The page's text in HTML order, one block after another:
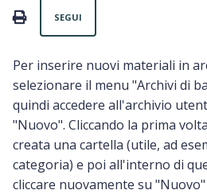
PRINT
SEGUI
Per inserire nuovi materiali in
selezionare il menu "Archivi di
quindi accedere all'archivio
"Nuovo". Cliccando la prima
creata una cartella (utile, ad
categoria) e poi all'interno di
cliccare nuovamente su